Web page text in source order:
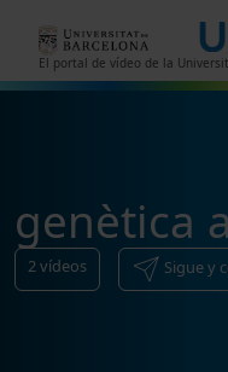
El portal de vídeo de la
genètica
2vídeos Sigue y